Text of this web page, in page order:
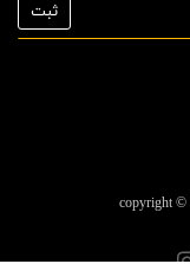
copyright ©